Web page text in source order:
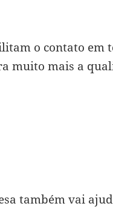
o contato em
muito mais a
também vai